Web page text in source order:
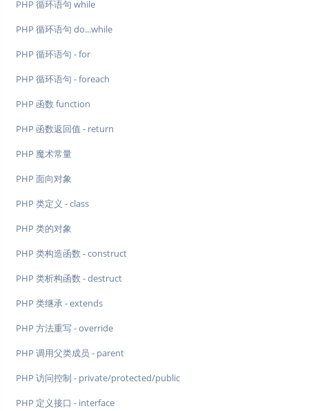
PHP 循环语句 while
PHP 循环语句 do...while
PHP 循环语句 - for
PHP 循环语句 - foreach
PHP 函数 function
PHP 函数返回值 - return
PHP 魔术常量
PHP 面向对象
PHP 类定义 - class
PHP 类的对象
PHP 类构造函数 - construct
PHP 类析构函数 - destruct
PHP 类继承 - extends
PHP 方法重写 - override
PHP 调用父类成员 - parent
PHP 访问控制 - private/protected/public
PHP 定义接口 - interface